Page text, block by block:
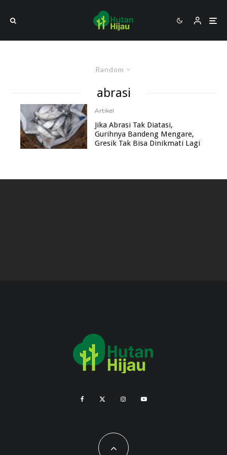
Random
abrasi
Artikel
Jika Abrasi Tak Diatasi,
Gurihnya Bandeng Mengare,
Gresik Tak Bisa Dinikmati Lagi